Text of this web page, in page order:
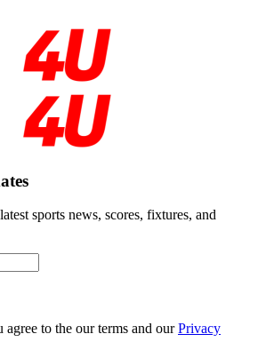
sports news, scores, fixtures, and
to the our terms and ourPrivacy